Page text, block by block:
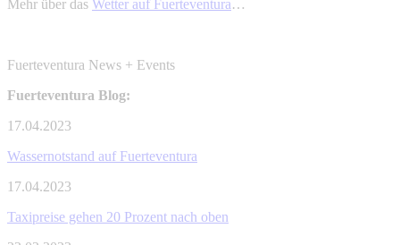
Mehr über das Wetter auf Fuerteventura…
Fuerteventura News + Events
Fuerteventura Blog:
17.04.2023
Wassernotstand auf Fuerteventura
17.04.2023
Taxipreise gehen 20 Prozent nach oben